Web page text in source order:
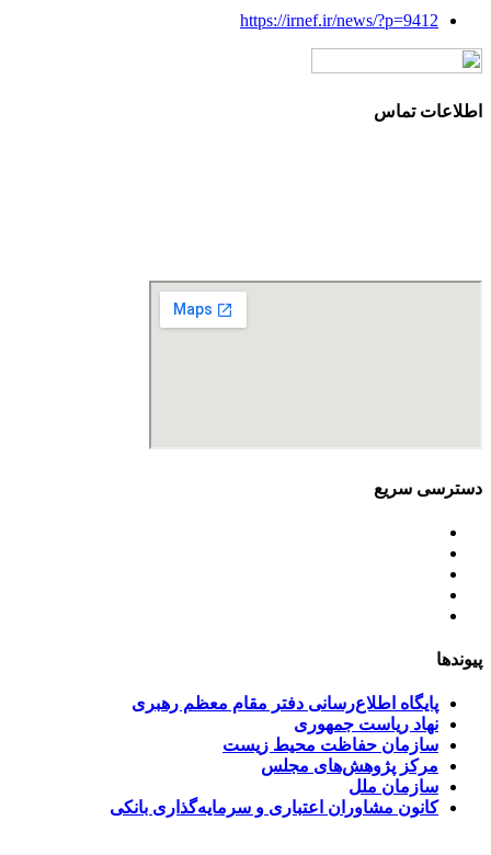
https://irnef.ir/news/?p=9412
اطلاعات تماس
دسترسی سریع
پیوندها
پایگاه اطلاع‌رسانی دفتر مقام معظم رهبری
نهاد ریاست جمهوری
سازمان حفاظت محیط زیست
مرکز پژوهش‌های مجلس
سازمان ملل
کانون مشاوران اعتباری و سرمایه‌گذاری بانکی